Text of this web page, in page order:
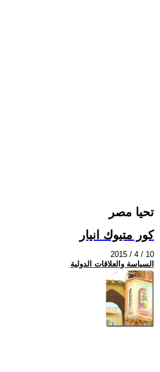
تحيا مصر
كور متيوك انيار
2015 / 4 / 10
السياسة والعلاقات الدولية